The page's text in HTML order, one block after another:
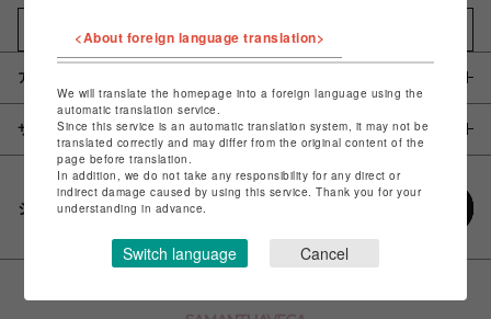
アイテム説明 / 素材
サイズ
シェアする
<About foreign language translation>
We will translate the homepage into a foreign language using the
automatic translation service.
Since this service is an automatic translation system, it may not be
translated correctly and may differ from the original content of the
page before translation.
In addition, we do not take any responsibility for any direct or
indirect damage caused by using this service. Thank you for your
understanding in advance.
Switch language Cancel